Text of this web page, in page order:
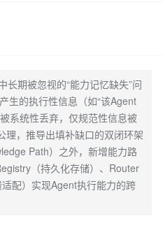
长期被忽视的“能力记忆缺失”问
生的执行性信息（如“该Agent
系统性丢弃，仅规范性信息被
理，推导出填补缺口的双闭环架
Path）之外，新增能力路
（持久化存储）、Router
配）实现Agent执行能力的跨